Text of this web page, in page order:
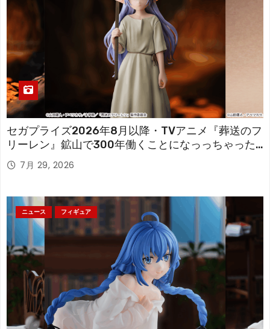
セガプライズ2026年8月以降・TVアニメ『葬送のフ
リーレン』鉱山で300年働くことになっっちゃった
「フリーレン」を立体化！
7月 29, 2026
ニュース フィギュア